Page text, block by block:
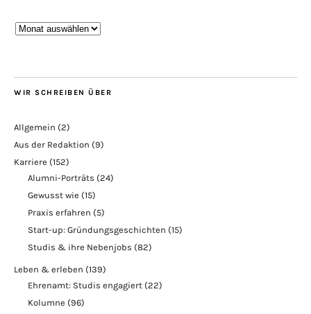
Blogarchiv
WIR SCHREIBEN ÜBER
Allgemein (2)
Aus der Redaktion (9)
Karriere (152)
Alumni-Porträts (24)
Gewusst wie (15)
Praxis erfahren (5)
Start-up: Gründungsgeschichten (15)
Studis & ihre Nebenjobs (82)
Leben & erleben (139)
Ehrenamt: Studis engagiert (22)
Kolumne (96)